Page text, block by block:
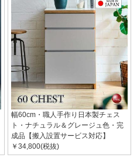
幅60cm・職人手作り日本製チェス
ト・ナチュラル＆グレージュ色・完
成品【搬入設置サービス対応】
￥34,800(税抜)